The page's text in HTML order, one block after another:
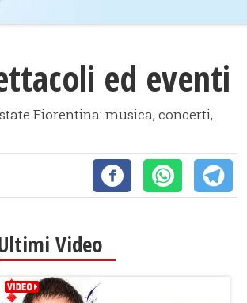
ed eventi
Fiorentina: musica, concerti,
Video